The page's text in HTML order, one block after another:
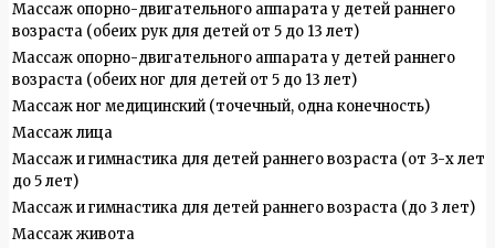
Массаж опорно-двигательного аппарата у детей раннего
возраста (обеих рук для детей от 5 до 13 лет)
Массаж опорно-двигательного аппарата у детей раннего
возраста (обеих ног для детей от 5 до 13 лет)
Массаж ног медицинский (точечный, одна конечность)
Массаж лица
Массаж и гимнастика для детей раннего возраста (от 3-х лет
до 5 лет)
Массаж и гимнастика для детей раннего возраста (до 3 лет)
Массаж живота